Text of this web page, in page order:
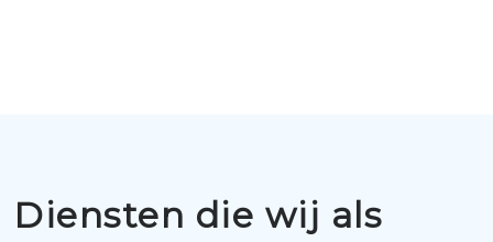
Diensten die wij als